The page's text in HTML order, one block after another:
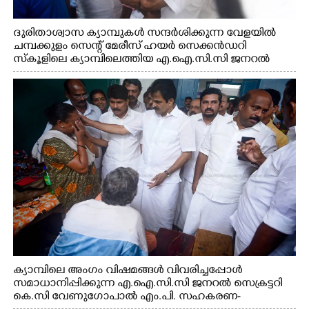
ദുരിതാശ്വാസ ക്യാമ്പുകൾ സന്ദർശിക്കുന്ന വേളയിൽ
ചമ്പക്കുളം സെന്റ് മേരീസ് ഹയർ സെക്കൻഡറി
സ്കൂളിലെ ക്യാമ്പിലെത്തിയ എ.ഐ.സി.സി ജനറൽ
സെക്രട്ടറി കെ.സി വേണുഗോപാൽ എം.പി കുരുന്നിനെ
എടുത്ത് ലാളിച്ചപ്പോൾ. സഹകരണ-എക്സൈസ്
വകുപ്പ് മന്ത്രി എം. ലിജു, കൃഷിവകുപ്പ് മന്ത്രി ടി. സിദ്ദിഖ്,
റെജി ചെറിയാൻ എം. എൽ. എ എന്നിവർ സമീപം
ക്യാമ്പിലെ അംഗം വിഷമങ്ങൾ വിവരിച്ചപ്പോൾ
സമാധാനിപ്പിക്കുന്ന എ.ഐ.സി.സി ജനറൽ സെക്രട്ടറി
കെ.സി വേണുഗോപാൽ എം.പി. സഹകരണ-